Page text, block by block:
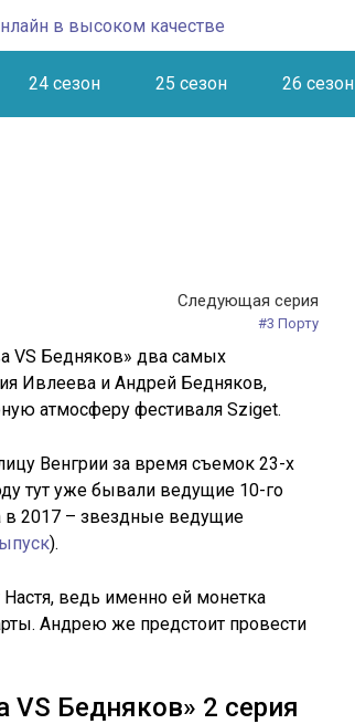
24 сезон 25 сезон 26 сезон
Следующая серия
#3 Порту
VS Бедняков» два самых
Ивлеева и Андрей Бедняков,
атмосферу фестиваля Sziget.
Венгрии за время съемок 23-х
тут уже бывали ведущие 10-го
в 2017 – звездные ведущие
).
Настя, ведь именно ей монетка
Андрею же предстоит провести
VS Бедняков» 2 серия